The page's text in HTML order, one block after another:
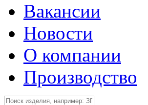
Вакансии
Новости
О компании
Производство